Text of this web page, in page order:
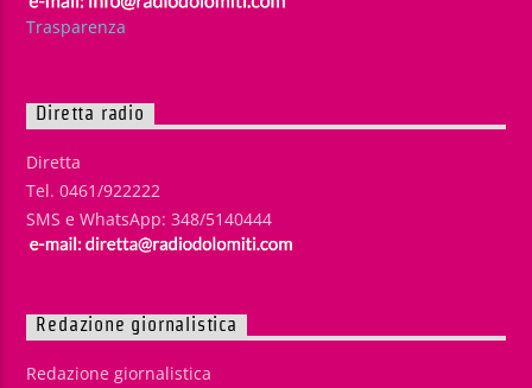
Trasparenza
Diretta radio
Diretta
Tel. 0461/922222
SMS e WhatsApp: 348/5140444
Redazione giornalistica
Redazione giornalistica